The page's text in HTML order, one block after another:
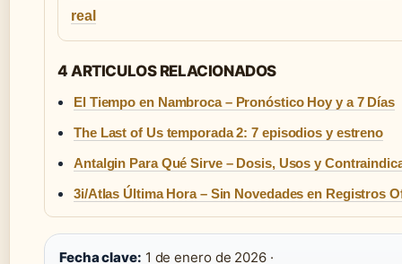
real
4 ARTICULOS RELACIONADOS
El Tiempo en Nambroca – Pronóstico Hoy y a 7 Días
The Last of Us temporada 2: 7 episodios y estreno
Antalgin Para Qué Sirve – Dosis, Usos y
3i/Atlas Última Hora – Sin Novedades en Registros
Fecha clave: 1 de enero de 2026 ·